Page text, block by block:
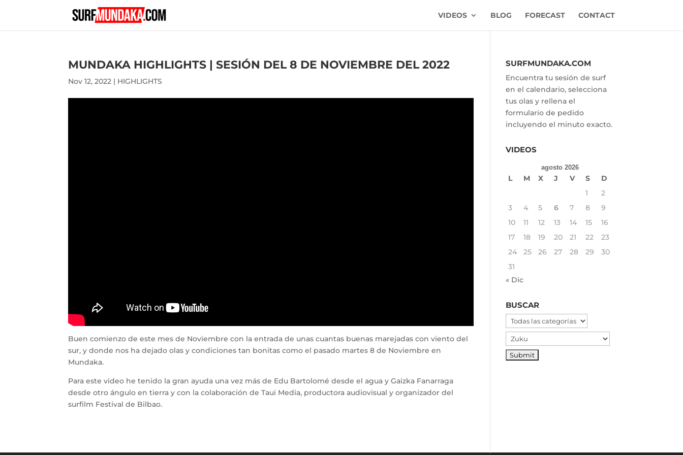
VIDEOS BLOG FORECAST CONTACT
MUNDAKA HIGHLIGHTS | SESIÓN DEL 8 DE NOVIEMBRE DEL 2022
Nov 12, 2022 | HIGHLIGHTS
Buen comienzo de este mes de Noviembre con la entrada de unas cuantas buenas marejadas con viento del
sur, y donde nos ha dejado olas y condiciones tan bonitas como el pasado martes 8 de Noviembre en
Mundaka.
Para este video he tenido la gran ayuda una vez más de Edu Bartolomé desde el agua y Gaizka Fanarraga
desde otro ángulo en tierra y con la colaboración de Taui Media, productora audiovisual y organizador del
surfilm Festival de Bilbao.
SURFMUNDAKA.COM
Encuentra tu sesión de surf
en el calendario, selecciona
tus olas y rellena el
formulario de pedido
incluyendo el minuto exacto.
VIDEOS
agosto 2026
L M X J V S
D
1
2
3
4 5 6 7 8
9
10
11 12 13 14 15
16
17
18 19 20 21 22
23
24
25 26 27 28 29
30
31
« Dic
BUSCAR